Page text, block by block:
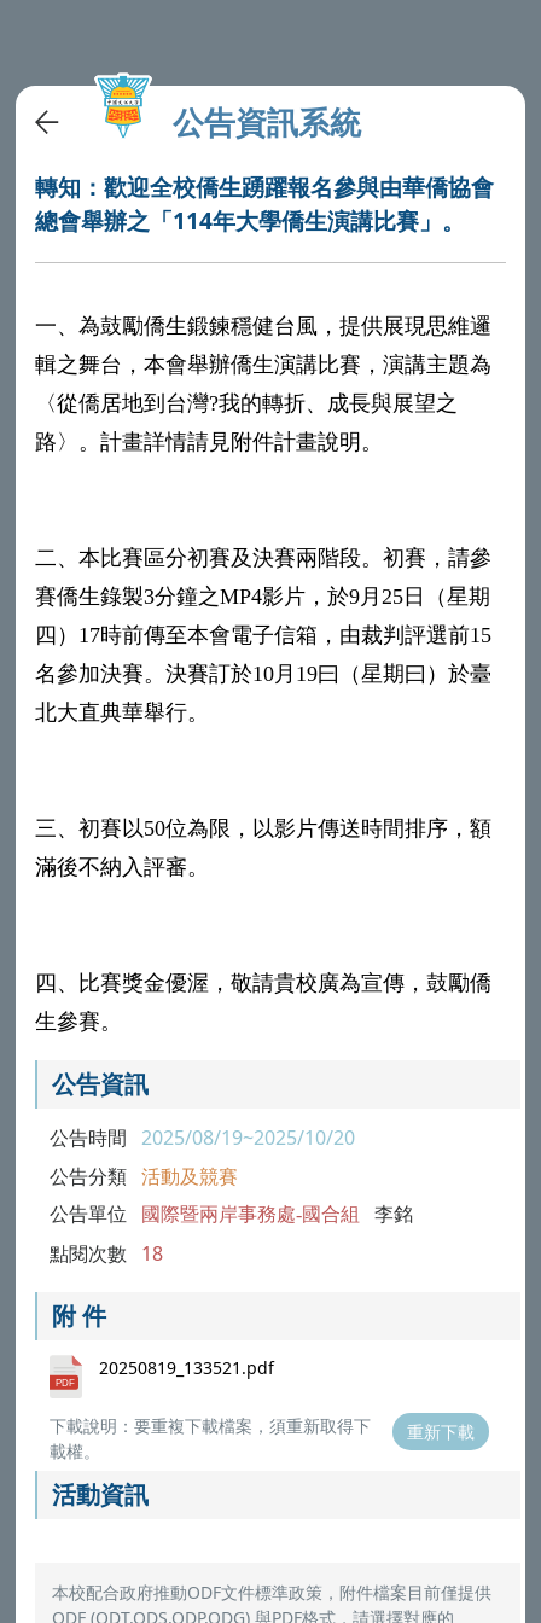
公告資訊系統
轉知：歡迎全校僑生踴躍報名參與由華僑協會
總會舉辦之「114年大學僑生演講比賽」。
一、為鼓勵僑生鍛鍊穩健台風，提供展現思維邏
輯之舞台，本會舉辦僑生演講比賽，演講主題為
〈從僑居地到台灣?我的轉折、成長與展望之
路〉。計畫詳情請見附件計畫說明。
二、本比賽區分初賽及決賽兩階段。初賽，請參
賽僑生錄製3分鐘之MP4影片，於9月25日（星期
四）17時前傳至本會電子信箱，由裁判評選前15
名參加決賽。決賽訂於10月19曰（星期曰）於臺
北大直典華舉行。
三、初賽以50位為限，以影片傳送時間排序，額
滿後不納入評審。
四、比賽獎金優渥，敬請貴校廣為宣傳，鼓勵僑
生參賽。
公告資訊
公告時間 2025/08/19~2025/10/20
公告分類 活動及競賽
公告單位 國際暨兩岸事務處-國合組 李銘
點閱次數 18
附 件
20250819_133521.pdf
下載說明：要重複下載檔案，須重新取得下
載權。
重新下載
活動資訊
本校配合政府推動ODF文件標準政策，附件檔案目前僅提供
ODF (ODT,ODS,ODP,ODG) 與PDF格式，請選擇對應的